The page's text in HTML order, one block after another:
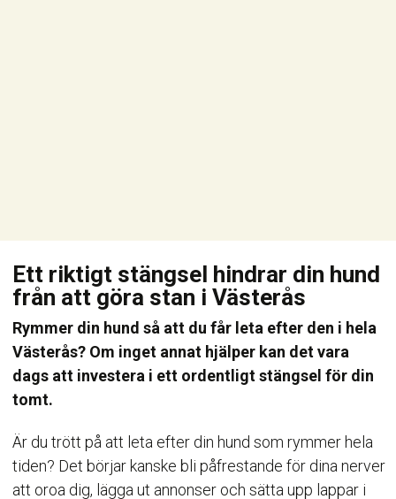
Ett riktigt stängsel hindrar din hund
från att göra stan i Västerås
Rymmer din hund så att du får leta efter den i hela
Västerås? Om inget annat hjälper kan det vara
dags att investera i ett ordentligt stängsel för din
tomt.
Är du trött på att leta efter din hund som rymmer hela
tiden? Det börjar kanske bli påfrestande för dina nerver
att oroa dig, lägga ut annonser och sätta upp lappar i